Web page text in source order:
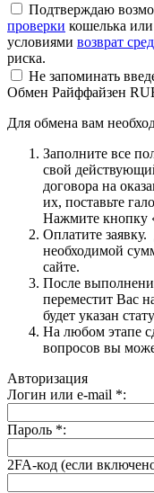
Подтверждаю
проверки кошелька
условиями возврат
риска.
Не запоминать
Обмен Райффайзен
Для обмена вам
Заполните все
свой
договора на
их, поставьте
Нажмите кнопку
Оплатите заявку.
необходимой
сайте.
После
переместит Вас
будет указан
На любом этапе
вопросов вы
Авторизация
Логин или e-mail *:
Пароль *:
2FA-код (если